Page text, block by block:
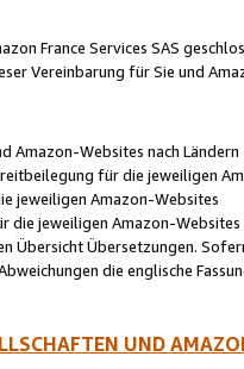
France Services SAS
Vereinbarung für Sie und
Amazon-Websites nach Ländern
für die jeweiligen
jeweiligen Amazon-Websites
die jeweiligen Amazon-Websites
Übersicht Übersetzungen.
die englische
UND